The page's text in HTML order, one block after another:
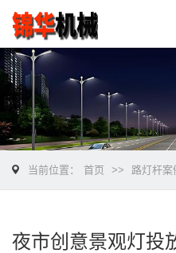
当前位置： 首页 >> 路灯杆案
夜市创意景观灯投